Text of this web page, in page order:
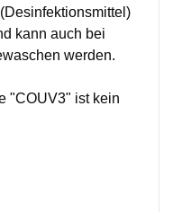
kann auch bei
werden.
"COUV3" ist kein